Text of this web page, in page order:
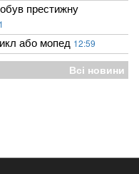
престижну
або мопед 12:59
Всі новини